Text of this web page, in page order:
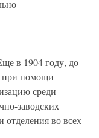
в 1904 году, до
при помощи
среди
заводских
отделения во всех